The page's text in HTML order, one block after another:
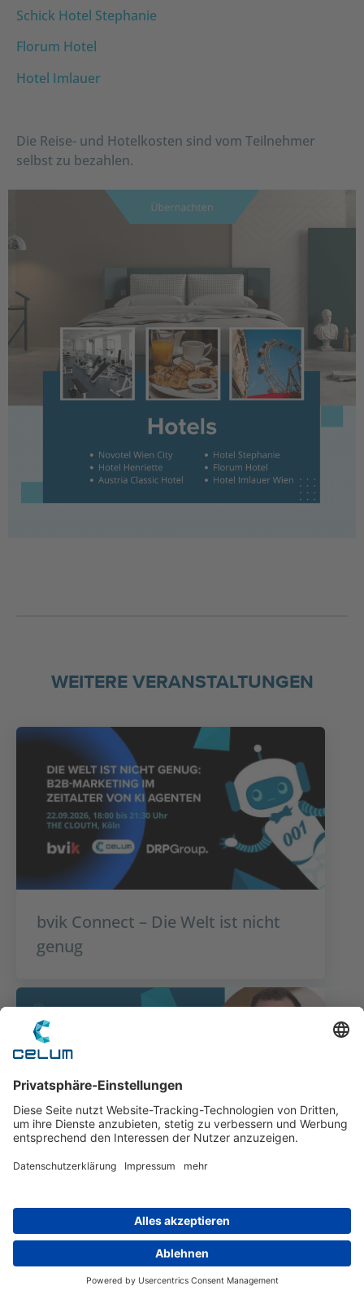
Schick Hotel Stephanie
Florum Hotel
Hotel Imlauer
Die Reise- und Hotelkosten sind vom Teilnehmer
selbst zu bezahlen.
WEITERE VERANSTALTUNGEN
bvik Connect – Die Welt ist nicht
genug
Content Supply Chain – Webinar